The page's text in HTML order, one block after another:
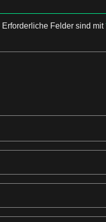
Erforderliche Felder sind mit